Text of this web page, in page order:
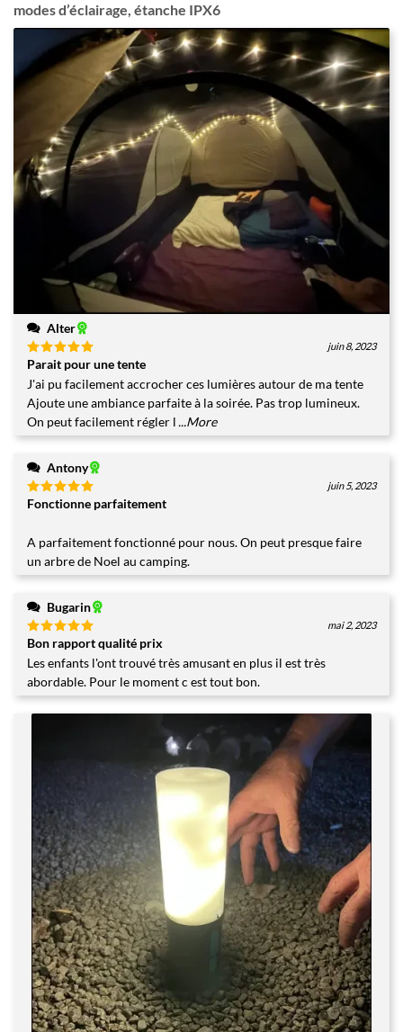
modes d’éclairage, étanche IPX6
Alter
Note 5sur
5
juin 8, 2023
Parait pour une tente
J'ai pu facilement accrocher ces lumières autour de ma tente
Ajoute une ambiance parfaite à la soirée. Pas trop lumineux.
On peut facilement régler l ...More
Antony
Note5sur
juin 5, 2023
Fonctionne parfaitement
A parfaitement fonctionné pour nous. On peut presque faire
un arbre de Noel au camping.
Bugarin
Note5sur
5
mai 2, 2023
Bon rapport qualité prix
Les enfants l'ont trouvé très amusant en plus il est très
abordable. Pour le moment c est tout bon.